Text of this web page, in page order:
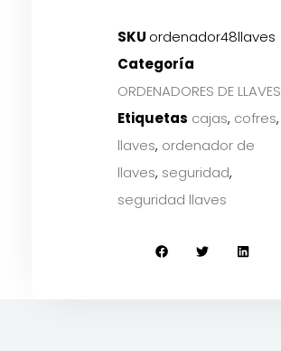
SKU ordenador48llaves
Categoría
ORDENADORES DE LLAVES
Etiquetas cajas, cofres,
llaves, ordenador de
llaves, seguridad,
seguridad llaves